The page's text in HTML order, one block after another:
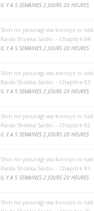
IL Y A 5 SEMAINES 2 JOURS 20 HEURES
Shin no yasuragi wa konoyo ni
Raida Shokka Saido- - Chapitre 84
IL Y A 5 SEMAINES 2 JOURS 20 HEURES
Shin no yasuragi wa konoyo ni
Raida Shokka Saido- - Chapitre 83
IL Y A 5 SEMAINES 2 JOURS 20 HEURES
Shin no yasuragi wa konoyo ni
Raida Shokka Saido- - Chapitre 82
IL Y A 5 SEMAINES 2 JOURS 20 HEURES
Shin no yasuragi wa konoyo ni
Raida Shokka Saido- - Chapitre 81
IL Y A 5 SEMAINES 2 JOURS 20 HEURES
Shin no yasuragi wa konoyo ni